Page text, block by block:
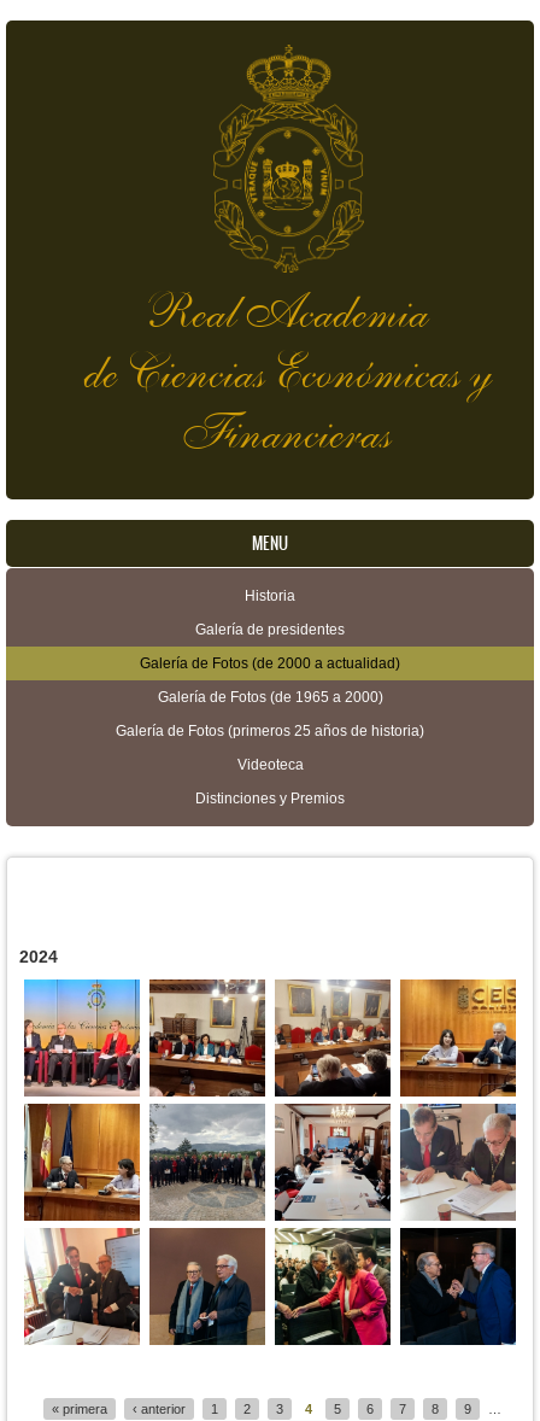
Real Academia
de Ciencias Económicas y
Financieras
MENU
Historia
Galería de presidentes
Galería de Fotos (de 2000 a actualidad)
Galería de Fotos (de 1965 a 2000)
Galería de Fotos (primeros 25 años de historia)
Videoteca
Distinciones y Premios
2024
« primera ‹ anterior 1 2 3 4 5 6 7 8 9